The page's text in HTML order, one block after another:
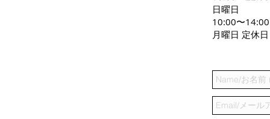
日曜日
10:00〜14:00
月曜日 定休日